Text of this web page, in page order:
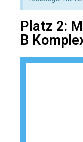
Platz 2:
B